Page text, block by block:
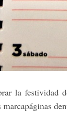
la festividad